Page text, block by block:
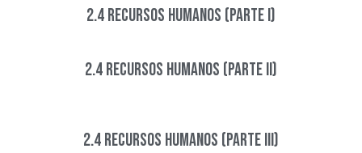
2.4 Recursos Humanos (Parte I)
2.4 Recursos Humanos (Parte II)​
2.4 Recursos Humanos (Parte III)